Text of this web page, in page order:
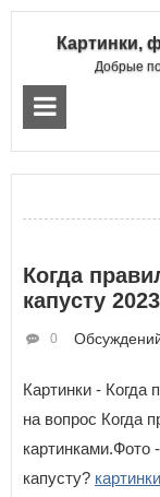
Картинки,
Добрые
Когда
капусту
0
Картинки - Когда
на вопрос Когда
картинками.Фото
капусту? картинки